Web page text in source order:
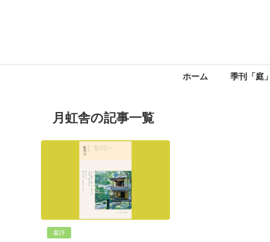
ホーム 季刊「庭
月虹舎の記事一覧
書評